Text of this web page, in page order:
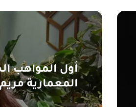
أول المواهب
المعمارية